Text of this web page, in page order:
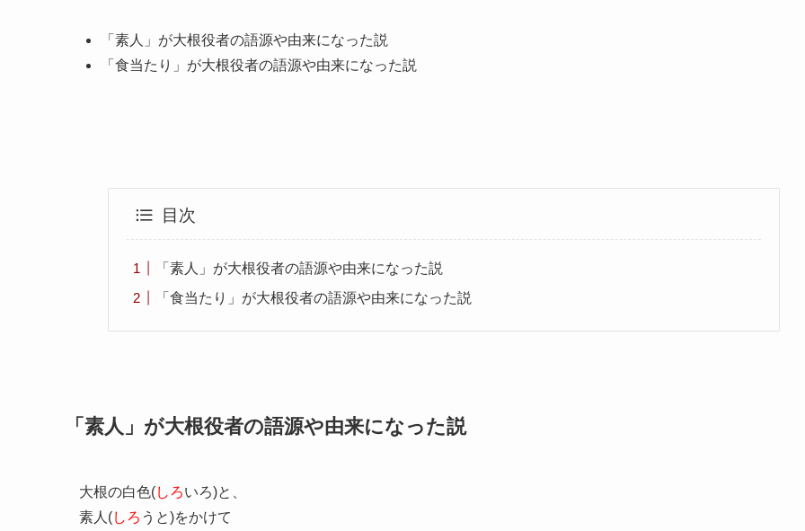
「素人」が大根役者の語源や由来になった説
「食当たり」が大根役者の語源や由来になった説
目次
「素人」が大根役者の語源や由来になった説
「食当たり」が大根役者の語源や由来になった説
「素人」が大根役者の語源や由来になった説
大根の白色(しろいろ)と、
素人(しろ うと)をかけて